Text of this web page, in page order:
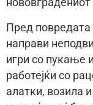
Пред повредата
направи
игри со пукање
работејќи со
алатки, возила